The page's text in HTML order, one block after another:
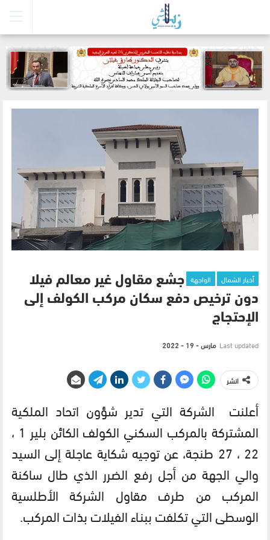
أخبار الشمال الواجهة جشع مقاول غير معالم فيلا
دون ترخيص دفع سكان مركب الكولف إلى
الإحتجاج
Last updated مارس - 19 - 2022
انشر
أعلنت الشركة التي تدير شؤون اتحاد الملكية
المشتركة بالمركب السكني الكولف الكائن بلير 1 ،
22 ، 27 طنجة، عن توجيه شكاية عاجلة إلى السيد
والي الجهة من أجل رفع الضرر الذي طال ساكنة
المركب من طرف مقاول الشركة الأطلسية
الوسطى التي تكلفت ببنـاء الفيلات بذات المركب.